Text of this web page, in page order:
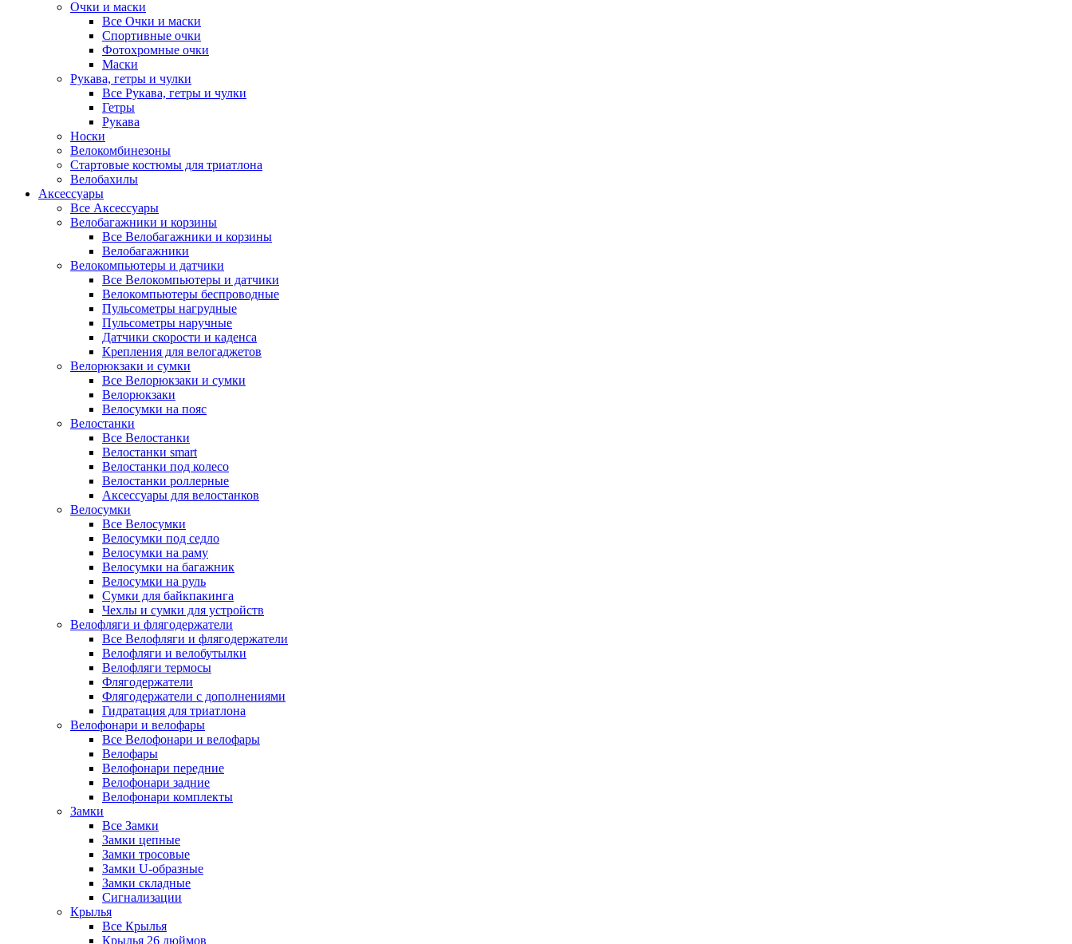
Очки и маски
Все Очки и маски
Спортивные очки
Фотохромные очки
Маски
Рукава, гетры и чулки
Все Рукава, гетры и чулки
Гетры
Рукава
Носки
Велокомбинезоны
Стартовые костюмы для триатлона
Велобахилы
Аксессуары
Все Аксессуары
Велобагажники и корзины
Все Велобагажники и корзины
Велобагажники
Велокомпьютеры и датчики
Все Велокомпьютеры и датчики
Велокомпьютеры беспроводные
Пульсометры нагрудные
Пульсометры наручные
Датчики скорости и каденса
Крепления для велогаджетов
Велорюкзаки и сумки
Все Велорюкзаки и сумки
Велорюкзаки
Велосумки на пояс
Велостанки
Все Велостанки
Велостанки smart
Велостанки под колесо
Велостанки роллерные
Аксессуары для велостанков
Велосумки
Все Велосумки
Велосумки под седло
Велосумки на раму
Велосумки на багажник
Велосумки на руль
Сумки для байкпакинга
Чехлы и сумки для устройств
Велофляги и флягодержатели
Все Велофляги и флягодержатели
Велофляги и велобутылки
Велофляги термосы
Флягодержатели
Флягодержатели с дополнениями
Гидратация для триатлона
Велофонари и велофары
Все Велофонари и велофары
Велофары
Велофонари передние
Велофонари задние
Велофонари комплекты
Замки
Все Замки
Замки цепные
Замки тросовые
Замки U-образные
Замки складные
Сигнализации
Крылья
Все Крылья
Крылья 26 дюймов